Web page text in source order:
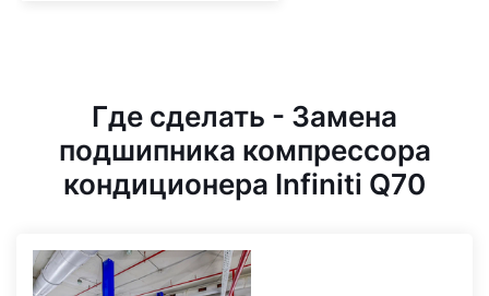
Где сделать - Замена
подшипника компрессора
кондиционера Infiniti Q70